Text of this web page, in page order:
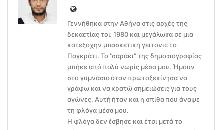
Γεννήθηκα στην Αθήνα στις αρχές της
δεκαετίας του 1980 και μεγάλωσα σε μια
κατεξοχήν μπασκετική γειτονιά το
Παγκράτι. Το "σαράκι" της δημοσιογραφίας
μπήκε από πολύ νωρίς μέσα μου. Ήμουν
στο γυμνάσιο όταν πρωτοξεκίνησα να
γράφω και να κρατώ σημειώσεις για τους
αγώνες. Αυτή ήταν και η σπίθα που άναψε
τη φλόγα μέσα μου.
Η φλόγα δεν έσβησε και έτσι μετά το